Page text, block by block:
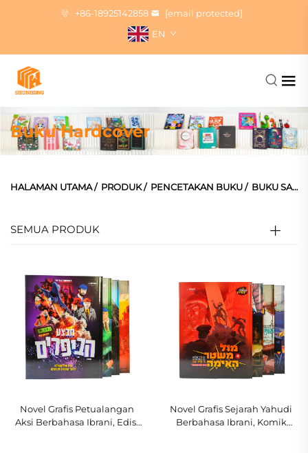
+86-18925142858
[email protected]
EN
Buku Hardcover
HALAMAN UTAMA/ PRODUK/ PENCETAKAN BUKU/ BUKU SAMPUL KERAS
SEMUA PRODUK
Novel Grafis Petualangan
Aksi Berbahasa Ibrani, Edisi
Novel Grafis Sejarah Yahudi
Berbahasa Ibrani, Komik